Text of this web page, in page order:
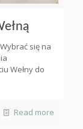
się na
Wełny do
Read more